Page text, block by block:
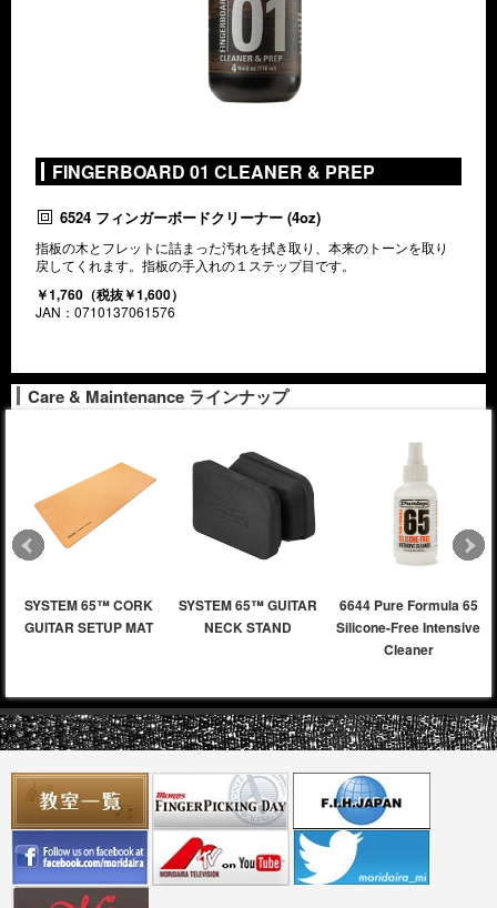
FINGERBOARD 01 CLEANER & PREP
6524 フィンガーボードクリーナー (4oz)
指板の木とフレットに詰まった汚れを拭き取り、本来のトーンを取り
戻してくれます。指板の手入れの１ステップ目です。
￥1,760（税抜￥1,600）
JAN：0710137061576
Care & Maintenance ラインナップ
SYSTEM 65™ CORK
GUITAR SETUP MAT
SYSTEM 65™ GUITAR
NECK STAND
6644 Pure Formula 65
Silicone-Free Intensive
Cleaner